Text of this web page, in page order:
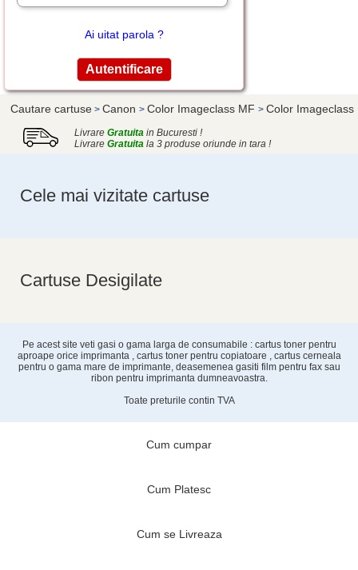
Ai uitat parola ?
Cautare cartuse > Canon > Color Imageclass MF > Color Imageclass
Livrare Gratuitain Bucuresti !
Livrare Gratuitala 3 produse oriunde in tara !
Cele mai vizitate cartuse
Cartuse Desigilate
Pe acest site veti gasi o gama larga de consumabile : cartus toner pentru
aproape orice imprimanta , cartus toner pentru copiatoare , cartus cerneala
pentru o gama mare de imprimante, deasemenea gasiti film pentru fax sau
ribon pentru imprimanta dumneavoastra.
Toate preturile contin TVA
Cum cumpar
Cum Platesc
Cum se Livreaza